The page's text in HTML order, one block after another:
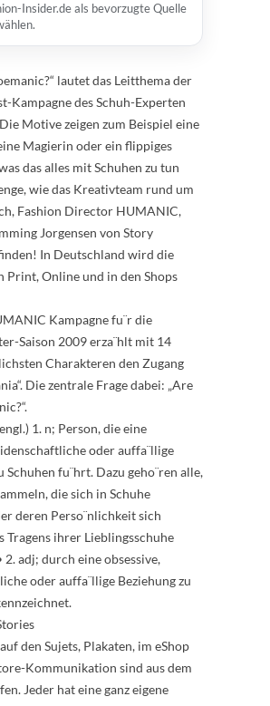
Insider.de als bevorzugte Quelle
lautet das Leitthema der
Kampagne des Schuh-Experten
Motive zeigen zum Beispiel eine
Magierin oder ein flippiges
das alles mit Schuhen zu tun
wie das Kreativteam rund um
Fashion Director HUMANIC,
Jorgensen von Story
In Deutschland wird die
Print, Online und in den Shops
Kampagne fu¨r die
Saison 2009 erza¨hlt mit 14
Charakteren den Zugang
Die zentrale Frage dabei: „Are
1. n; Person, die eine
oder auffa¨llige
Schuhen fu¨hrt. Dazu geho¨ren alle,
die sich in Schuhe
deren Perso¨nlichkeit sich
Tragens ihrer Lieblingsschuhe
2. adj; durch eine obsessive,
oder auffa¨llige Beziehung zu
den Sujets, Plakaten, im eShop
Kommunikation sind aus dem
Jeder hat eine ganz eigene